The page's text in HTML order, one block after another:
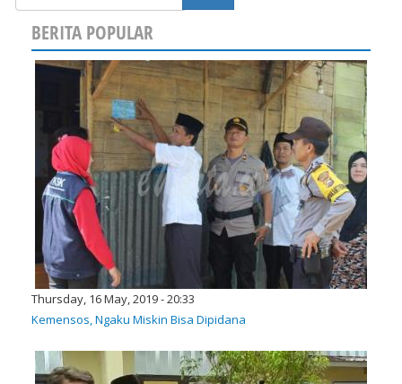
BERITA POPULAR
Thursday, 16 May, 2019 - 20:33
Kemensos, Ngaku Miskin Bisa Dipidana